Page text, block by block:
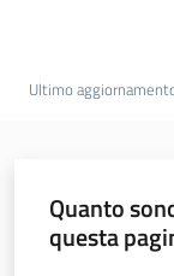
Consultazione
Ultimo
Quanto
questa